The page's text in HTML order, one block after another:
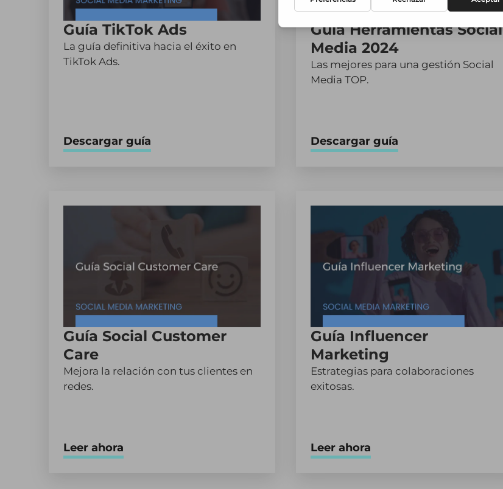
Guía TikTok Ads
La guía definitiva hacia el éxito en
TikTok Ads.
Descargar guía
Guía Herramientas Social
Media 2024
Las mejores para una gestión Social
Media TOP.
Descargar guía
Guía Social Customer
Care
Mejora la relación con tus clientes en
redes.
Leer ahora
Guía Influencer
Marketing
Estrategias para colaboraciones
exitosas.
Leer ahora